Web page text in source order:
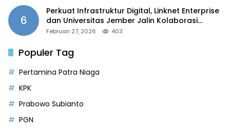
6
Perkuat Infrastruktur Digital, Linknet Enterprise
dan Universitas Jember Jalin Kolaborasi
Smart Campus Berbasis AI
Februari 27, 2026 403
Populer Tag
Pertamina Patra Niaga
KPK
Prabowo Subianto
PGN